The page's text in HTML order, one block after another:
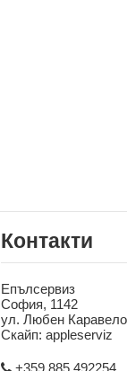
Контакти
Епълсервиз
София, 1142
ул. Любен
Скайп: appleserviz
+359 885 492254